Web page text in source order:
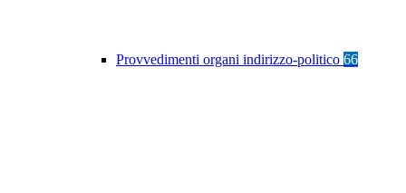
Provvedimenti organi indirizzo-politico 66